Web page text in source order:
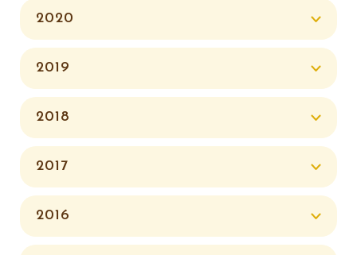
2020
2019
2018
2017
2016